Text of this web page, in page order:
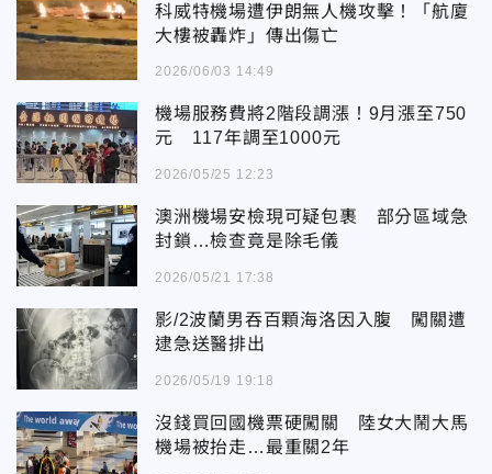
科威特機場遭伊朗無人機攻擊！「航廈
大樓被轟炸」傳出傷亡
2026/06/03 14:49
機場服務費將2階段調漲！9月漲至750
元 117年調至1000元
2026/05/25 12:23
澳洲機場安檢現可疑包裹 部分區域急
封鎖…檢查竟是除毛儀
2026/05/21 17:38
影/2波蘭男吞百顆海洛因入腹 闖關遭
逮急送醫排出
2026/05/19 19:18
沒錢買回國機票硬闖關 陸女大鬧大馬
機場被抬走…最重關2年